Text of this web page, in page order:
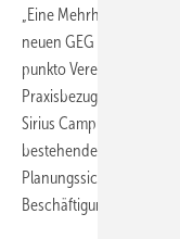
„Eine Mehrheit der
neuen GEG und möchte
punkto
Praxisbezug sehen“,
Sirius Campus, die
bestehenden Gesetzes
Planungssicherheit für
Beschäftigung von großer